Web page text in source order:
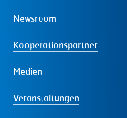
Newsroom
Kooperationspartner
Medien
Veranstaltungen